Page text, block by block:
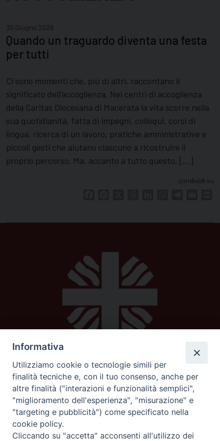
30 Giugno 2026
Quando un traguardo diventa una festa
per tutti
Ci sono momenti che, più di altri, raccontano il
significato dell’accoglienza. Nei centri di accoglienza
della Caritas Diocesana di Macerata la vita scorre nella
sua quotidianità, fatta di impegni, colloqui, corsi di
lingua, ricerca di un lavoro, pratiche amministrative e
piccoli gesti che aiutano ciascuno a ricostruire il
proprio percorso. Ma, accanto a tutto questo, […]
condividi su
Caritas diocesana
Piazza Strambi 4
62100 Macerata
telefono 0733232795
mail:caritas@diocesimacerata.it
Informativa
Utilizziamo cookie o tecnologie simili per
finalità tecniche e, con il tuo consenso, anche per
altre finalità ("interazioni e funzionalità semplici",
"miglioramento dell'esperienza", "misurazione" e
"targeting e pubblicità") come specificato nella
cookie policy.
Cliccando su "accetta" acconsenti all'utilizzo dei